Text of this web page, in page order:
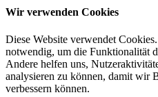
Wir verwenden Cookies
Diese Website verwendet
notwendig, um die Funktionalität
Andere helfen uns,
analysieren zu können, damit wir
verbessern können.